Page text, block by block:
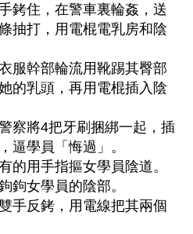
銬住，在警車裏輪姦，送
抽打，用電棍電乳房和陰
服幹部輪流用靴踢其臀部
的乳頭，再用電棍插入陰
察將4把牙刷捆綁一起，插
逼學員「悔過」。
的用手指摳女學員陰道。
鉤女學員的陰部。
手反銬，用電線把其兩個